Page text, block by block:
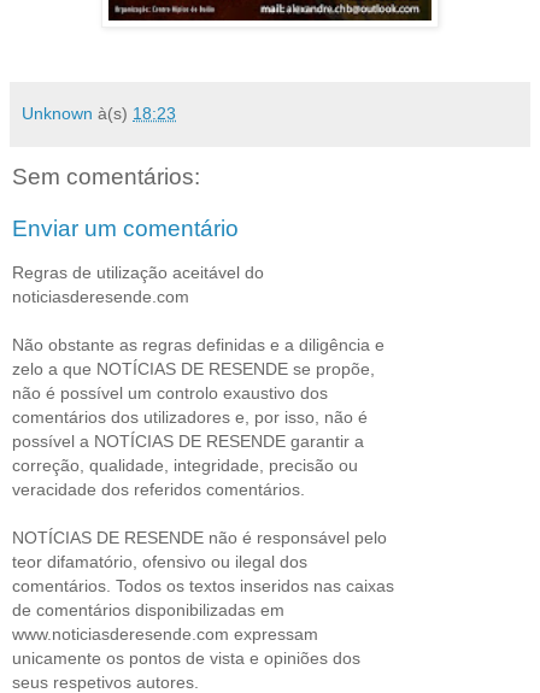
Unknown à(s) 18:23
Sem comentários:
Enviar um comentário
Regras de utilização aceitável do
noticiasderesende.com
Não obstante as regras definidas e a diligência e
zelo a que NOTÍCIAS DE RESENDE se propõe,
não é possível um controlo exaustivo dos
comentários dos utilizadores e, por isso, não é
possível a NOTÍCIAS DE RESENDE garantir a
correção, qualidade, integridade, precisão ou
veracidade dos referidos comentários.
NOTÍCIAS DE RESENDE não é responsável pelo
teor difamatório, ofensivo ou ilegal dos
comentários. Todos os textos inseridos nas caixas
de comentários disponibilizadas em
www.noticiasderesende.com expressam
unicamente os pontos de vista e opiniões dos
seus respetivos autores.